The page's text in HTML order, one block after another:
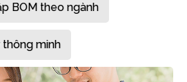
BOM theo ngành
thông minh